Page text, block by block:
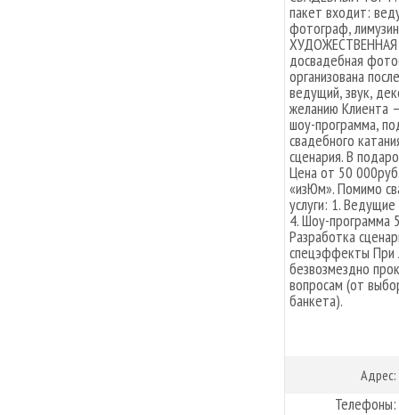
пакет входит:
фотограф,
ХУДОЖЕСТВЕННАЯ
досвадебная
организована
ведущий, звук,
желанию Клиента
шоу-программа,
свадебного
сценария. В
Цена от 50
«изЮм». Помимо
услуги: 1.
4. Шоу-программа
Разработка
спецэффекты
безвозмездно
вопросам (от
банкета).
Адрес:
Телефоны: